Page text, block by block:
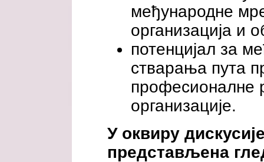
међународне
организација и
потенцијал за
стварања пута
професионалне
организације.
У оквиру
представљена